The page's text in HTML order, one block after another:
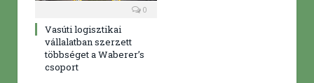
0
Vasúti logisztikai
vállalatban szerzett
többséget a Waberer’s
csoport